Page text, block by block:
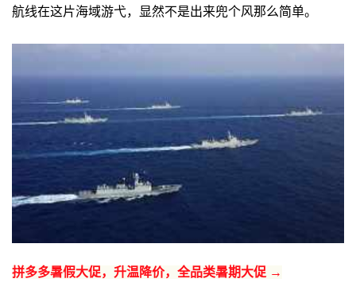
航线在这片海域游弋，显然不是出来兜个风那么简单。
拼多多暑假大促，升温降价，全品类暑期大促 →